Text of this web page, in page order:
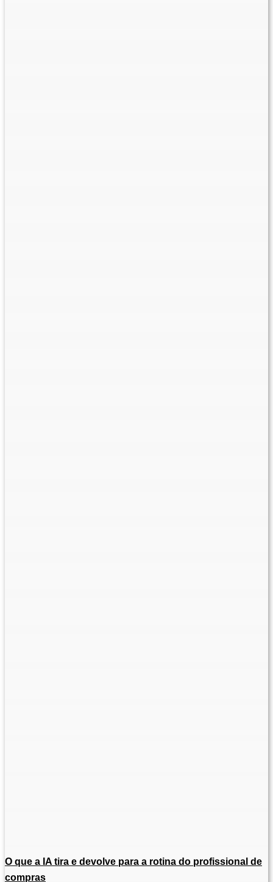
O que a IA tira e devolve para a rotina do profissional de
compras